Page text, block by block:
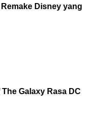
Disney yang
Galaxy Rasa DC